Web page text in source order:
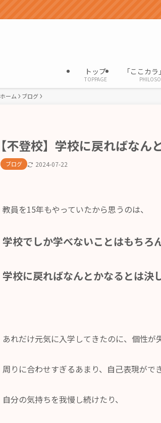
トップ
TOPPAGE
「ここカ
ホーム ブログ
【不登校】学校に戻ればなん
ブログ 2024-07-22
教員を15年もやっていたから思うのは、
学校でしか学べないことはもちろ
学校に戻ればなんとかなるとは決
あれだけ元気に入学してきたのに、個性が
周りに合わせすぎるあまり、自己表現がで
自分の気持ちを我慢し続けたり、